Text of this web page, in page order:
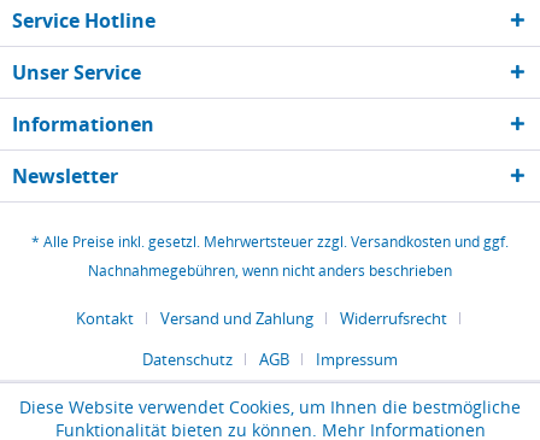
Service Hotline
Unser Service
Informationen
Newsletter
* Alle Preise inkl. gesetzl. Mehrwertsteuer zzgl.Versandkosten und ggf.
Nachnahmegebühren, wenn nicht anders beschrieben
Kontakt Versand und Zahlung
Widerrufsrecht
Datenschutz
AGB Impressum
Diese Website verwendet Cookies, um Ihnen die bestmögliche
Funktionalität bieten zu können. Mehr Informationen